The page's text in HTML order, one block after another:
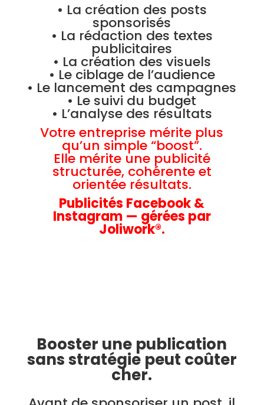
• La création des posts
sponsorisés
• La rédaction des textes
publicitaires
• La création des visuels
• Le ciblage de l’audience
• Le lancement des campagnes
• Le suivi du budget
• L’analyse des résultats
Votre entreprise mérite plus
qu’un simple “boost”.
Elle mérite une publicité
structurée, cohérente et
orientée résultats.
Publicités Facebook &
Instagram — gérées par
Joliwork®.
Booster une publication
sans stratégie peut coûter
cher.